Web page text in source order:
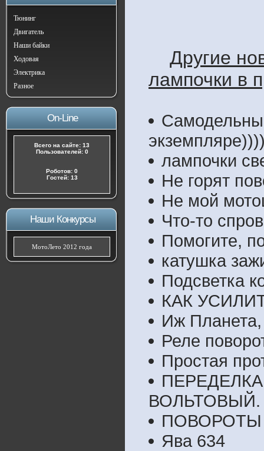
Тюнинг
Двигатель
Наши байки
Ходовая
Электрика
Разное
On-Line
Всего на сайте: 13
Пользователей: 0
Роботов: 0
Гостей: 13
Наши Конкурсы
МотоЛето 2012 года
Другие
лампочки в
лампочки
Не горят
Не мой
Что-то
Помогите,
катушка
Подсветка
КАК
Иж Планета,
Реле
Простая
ПЕРЕДЕЛКА
ВОЛЬТОВЫЙ.
ПОВОРОТЫ
Ява 634